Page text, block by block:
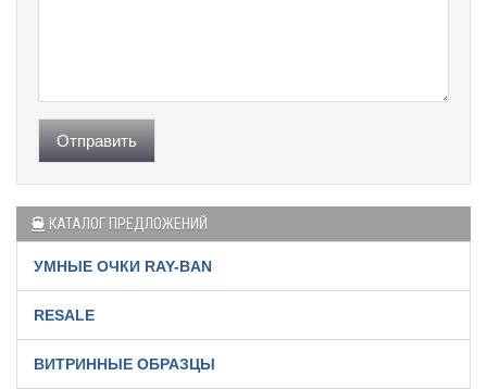
Отправить
КАТАЛОГ ПРЕДЛОЖЕНИЙ
УМНЫЕ ОЧКИ RAY-BAN
RESALE
ВИТРИННЫЕ ОБРАЗЦЫ